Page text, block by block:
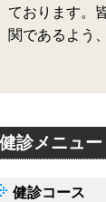
ております。
関であるよう
健診メニュー
健診コース